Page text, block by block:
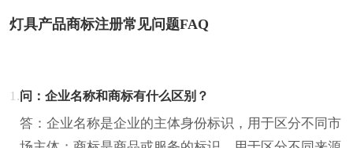
灯具产品商标注册常见问题FAQ
1.问：企业名称和商标有什么区别？
答：企业名称是企业的主体身份标识，用于区分不同市